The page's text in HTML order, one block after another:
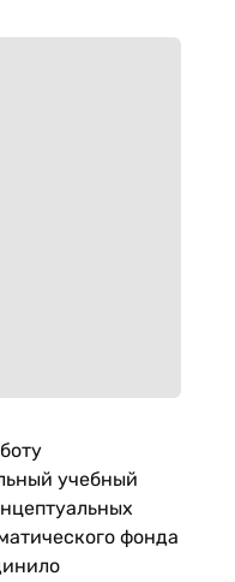
учебный
фонда